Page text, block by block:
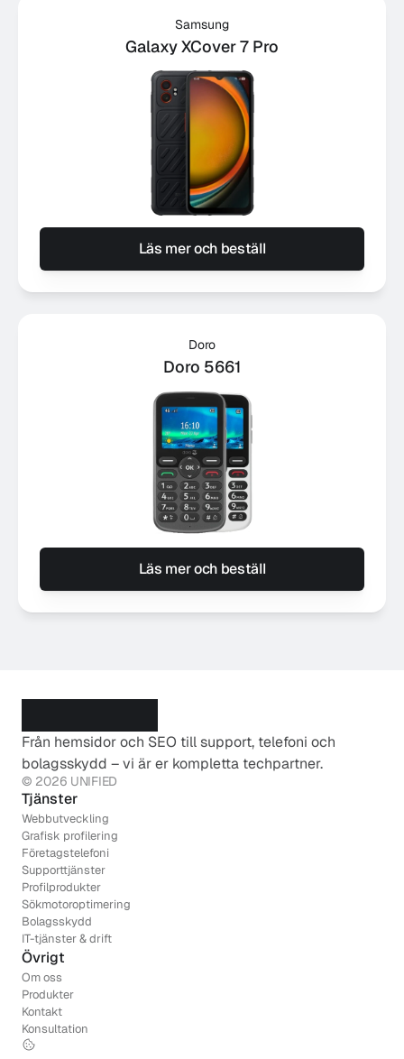
Samsung
Galaxy XCover 7 Pro
Läs mer och beställ
Doro
Doro 5661
Läs mer och beställ
Från hemsidor och SEO till support, telefoni och
bolagsskydd – vi är er kompletta techpartner.
© 2026 UNIFIED
Tjänster
Webbutveckling
Grafisk profilering
Företagstelefoni
Supporttjänster
Profilprodukter
Sökmotoroptimering
Bolagsskydd
IT-tjänster & drift
Övrigt
Om oss
Produkter
Kontakt
Konsultation